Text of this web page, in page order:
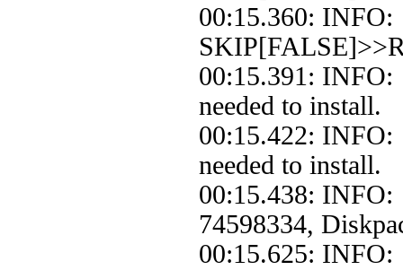
00:15.360:
00:15.391:
needed to install.
00:15.422:
needed to install.
00:15.438:
74598334,
00:15.625: